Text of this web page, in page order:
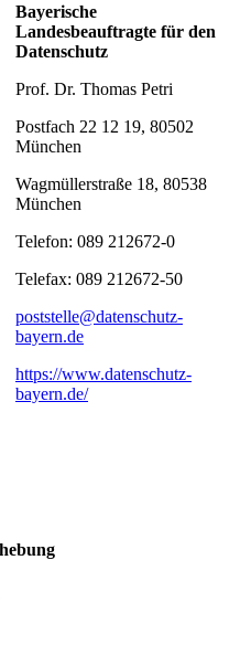
Bayerische
Landesbeauftragte für den
Datenschutz
Prof. Dr. Thomas Petri
Postfach 22 12 19, 80502
München
Wagmüllerstraße 18, 80538
München
Telefon: 089 212672-0
Telefax: 089 212672-50
poststelle@datenschutz-
bayern.de
https://www.datenschutz-
bayern.de/